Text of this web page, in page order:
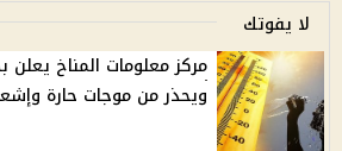
لا يفوتك
مركز معلومات المناخ
ويحذر من موجات حارة